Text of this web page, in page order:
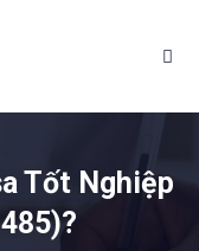
Tốt Nghiệp